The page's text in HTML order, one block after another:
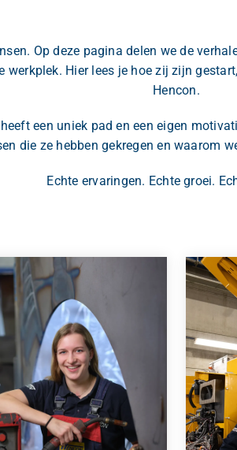
Op deze pagina delen we de
werkplek. Hier lees je hoe zij zijn
Hencon.
een uniek pad en een eigen
die ze hebben gekregen en waarom
Echte ervaringen. Echte groei.